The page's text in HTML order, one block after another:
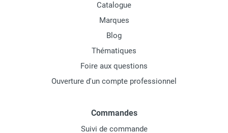
Catalogue
Marques
Blog
Thématiques
Foire aux questions
Ouverture d'un compte professionnel
Commandes
Suivi de commande